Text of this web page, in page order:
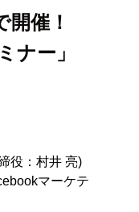
催！
ナー」
役：村井 亮)
マーケテ